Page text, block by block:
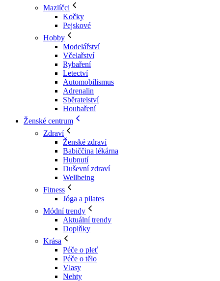
Mazlíčci
Kočky
Pejskové
Hobby
Modelářství
Včelařství
Rybaření
Letectví
Automobilismus
Adrenalin
Sběratelství
Houbaření
Ženské centrum
Zdraví
Ženské zdraví
Babiččina lékárna
Hubnutí
Duševní zdraví
Wellbeing
Fitness
Jóga a pilates
Módní trendy
Aktuální trendy
Doplňky
Krása
Péče o pleť
Péče o tělo
Vlasy
Nehty